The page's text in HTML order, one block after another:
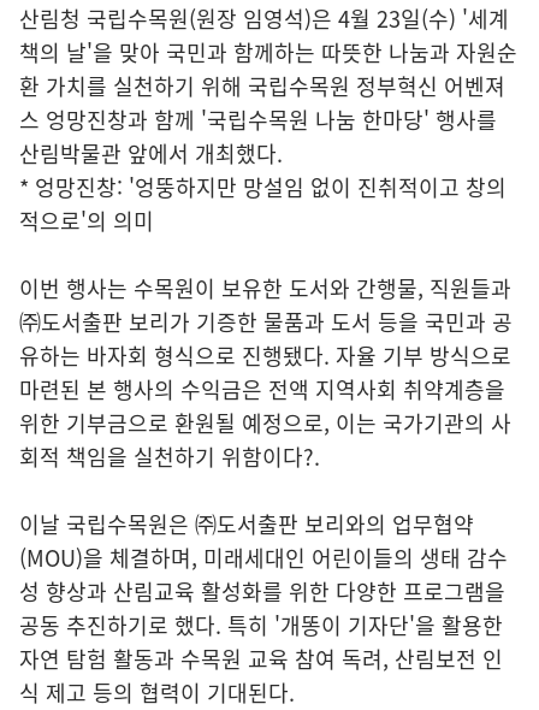
산림청 국립수목원(원장 임영석)은 4월 23일(수) '세계
책의 날'을 맞아 국민과 함께하는 따뜻한 나눔과 자원순
환 가치를 실천하기 위해 국립수목원 정부혁신 어벤져
스 엉망진창과 함께 '국립수목원 나눔 한마당' 행사를
산림박물관 앞에서 개최했다.
* 엉망진창: '엉뚱하지만 망설임 없이 진취적이고 창의
적으로'의 의미
이번 행사는 수목원이 보유한 도서와 간행물, 직원들과
㈜도서출판 보리가 기증한 물품과 도서 등을 국민과 공
유하는 바자회 형식으로 진행됐다. 자율 기부 방식으로
마련된 본 행사의 수익금은 전액 지역사회 취약계층을
위한 기부금으로 환원될 예정으로, 이는 국가기관의 사
회적 책임을 실천하기 위함이다?.
이날 국립수목원은 ㈜도서출판 보리와의 업무협약
(MOU)을 체결하며, 미래세대인 어린이들의 생태 감수
성 향상과 산림교육 활성화를 위한 다양한 프로그램을
공동 추진하기로 했다. 특히 '개똥이 기자단'을 활용한
자연 탐험 활동과 수목원 교육 참여 독려, 산림보전 인
식 제고 등의 협력이 기대된다.